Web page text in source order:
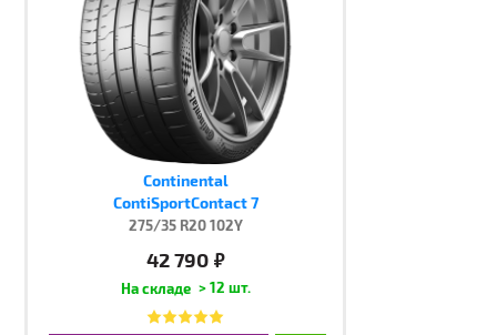
Continental
ContiSportContact 7
275/35 R20 102Y
42 790 руб.
> 12 шт.